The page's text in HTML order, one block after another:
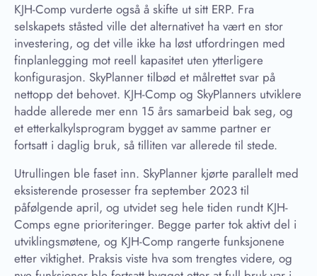
KJH-Comp vurderte også å skifte ut sitt ERP. Fra
selskapets ståsted ville det alternativet ha vært en stor
investering, og det ville ikke ha løst utfordringen med
finplanlegging mot reell kapasitet uten ytterligere
konfigurasjon. SkyPlanner tilbød et målrettet svar på
nettopp det behovet. KJH-Comp og SkyPlanners utviklere
hadde allerede mer enn 15 års samarbeid bak seg, og
et etterkalkylsprogram bygget av samme partner er
fortsatt i daglig bruk, så tilliten var allerede til stede.
Utrullingen ble faset inn. SkyPlanner kjørte parallelt med
eksisterende prosesser fra september 2023 til
påfølgende april, og utvidet seg hele tiden rundt KJH-
Comps egne prioriteringer. Begge parter tok aktivt del i
utviklingsmøtene, og KJH-Comp rangerte funksjonene
etter viktighet. Praksis viste hva som trengtes videre, og